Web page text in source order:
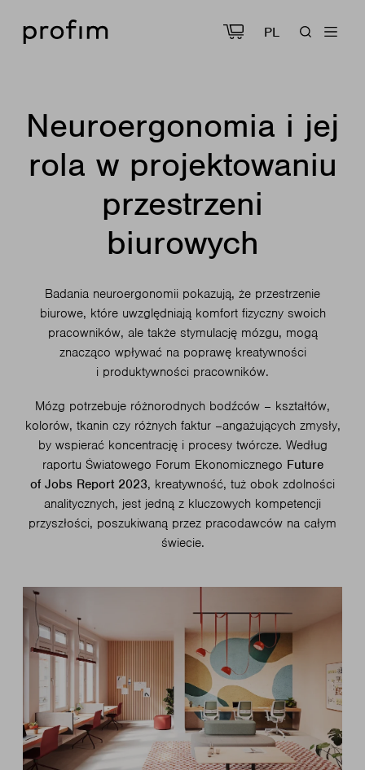
PL
Neuroergonomia i jej
rola w projektowaniu
przestrzeni
biurowych
Badania neuroergonomii pokazują, że przestrzenie
biurowe, które uwzględniają komfort fizyczny swoich
pracowników, ale także stymulację mózgu, mogą
znacząco wpływać na poprawę kreatywności
i produktywności pracowników.
Mózg potrzebuje różnorodnych bodźców – kształtów,
kolorów, tkanin czy różnych faktur –angażujących zmysły,
by wspierać koncentrację i procesy twórcze. Według
raportu Światowego Forum Ekonomicznego Future
of Jobs Report 2023, kreatywność, tuż obok zdolności
analitycznych, jest jedną z kluczowych kompetencji
przyszłości, poszukiwaną przez pracodawców na całym
świecie.